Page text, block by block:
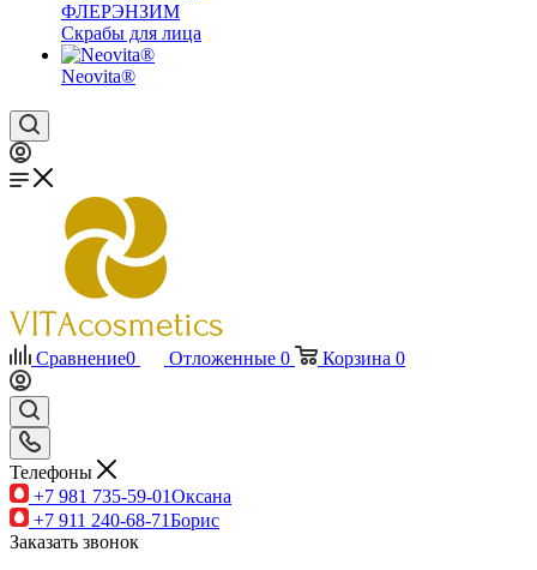
ФЛЕРЭНЗИМ
Скрабы для лица
Neovita®
Сравнение0 Отложенные 0 Корзина 0
Телефоны
+7 981 735-59-01Оксана
+7 911 240-68-71Борис
Заказать звонок